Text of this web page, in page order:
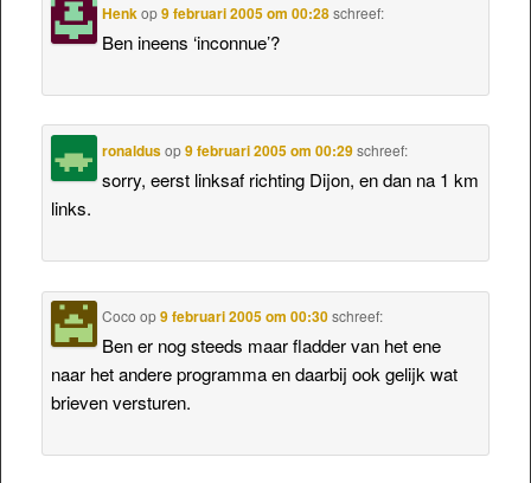
Henkop9 februari 2005 om 00:28 schreef:
Ben ineens ‘inconnue’?
ronaldusop9 februari 2005 om 00:29 schreef:
sorry, eerst linksaf richting Dijon, en dan na 1 km
links.
Coco op9 februari 2005 om 00:30 schreef:
Ben er nog steeds maar fladder van het ene
naar het andere programma en daarbij ook gelijk wat
brieven versturen.